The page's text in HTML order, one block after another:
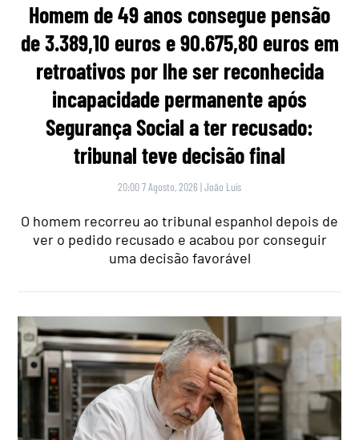
Homem de 49 anos consegue pensão
de 3.389,10 euros e 90.675,80 euros em
retroativos por lhe ser reconhecida
incapacidade permanente após
Segurança Social a ter recusado:
tribunal teve decisão final
20:00 7 Agosto, 2026 |João Luís
O homem recorreu ao tribunal espanhol depois de
ver o pedido recusado e acabou por conseguir
uma decisão favorável